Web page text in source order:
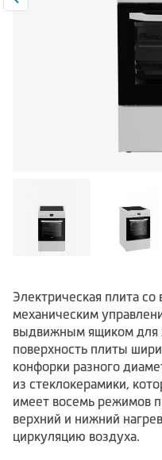
Сравнить
Электрическая плита
механическим
выдвижным ящиком для
поверхность плиты
конфорки разного
из стеклокерамики,
имеет восемь режимов
верхний и нижний
циркуляцию воздуха.